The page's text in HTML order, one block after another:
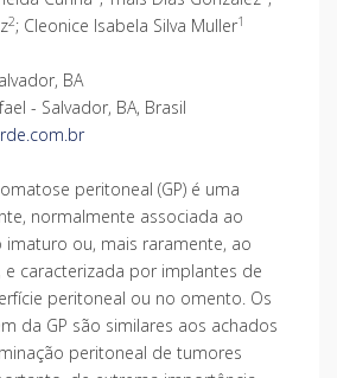
2; Cleonice Isabela Silva Muller1
BA
- Salvador, BA, Brasil
peritoneal (GP) é uma
normalmente associada ao
ou, mais raramente, ao
caracterizada por implantes de
peritoneal ou no omento. Os
da GP são similares aos achados
peritoneal de tumores